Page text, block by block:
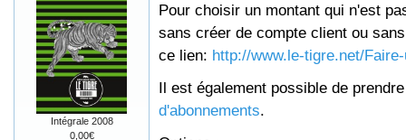
Pour choisir un montant qui n'est
sans créer de compte client ou
ce lien: http://www.le-tigre.net/
Il est également possible de
d'abonnements.
Intégrale 2008
0,00€